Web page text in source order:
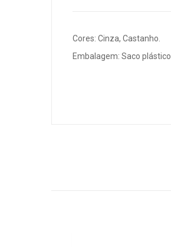
Cores: Cinza, Castanho.
Embalagem: Saco plástico.